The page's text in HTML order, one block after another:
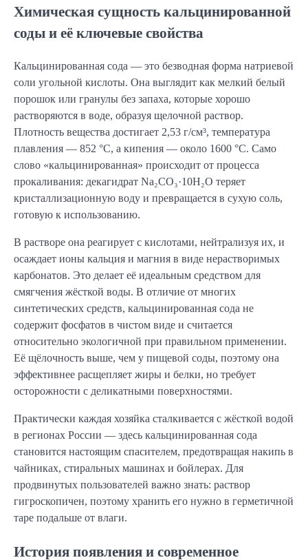
Химическая сущность кальцинированной
соды и её ключевые свойства
Кальцинированная сода — это безводная форма натриевой
соли угольной кислоты. Она выглядит как мелкий белый
порошок или гранулы без запаха, которые хорошо
растворяются в воде, образуя щелочной раствор.
Плотность вещества достигает 2,53 г/см³, температура
плавления — 852 °C, а кипения — около 1600 °C. Само
слово «кальцинированная» происходит от процесса
прокаливания: декагидрат Na₂CO₃·10H₂O теряет
кристаллизационную воду и превращается в сухую соль,
готовую к использованию.
В растворе она реагирует с кислотами, нейтрализуя их, и
осаждает ионы кальция и магния в виде нерастворимых
карбонатов. Это делает её идеальным средством для
смягчения жёсткой воды. В отличие от многих
синтетических средств, кальцинированная сода не
содержит фосфатов в чистом виде и считается
относительно экологичной при правильном применении.
Её щёлочность выше, чем у пищевой соды, поэтому она
эффективнее расщепляет жиры и белки, но требует
осторожности с деликатными поверхностями.
Практически каждая хозяйка сталкивается с жёсткой водой
в регионах России — здесь кальцинированная сода
становится настоящим спасителем, предотвращая накипь в
чайниках, стиральных машинах и бойлерах. Для
продвинутых пользователей важно знать: раствор
гигроскопичен, поэтому хранить его нужно в герметичной
таре подальше от влаги.
История появления и современное